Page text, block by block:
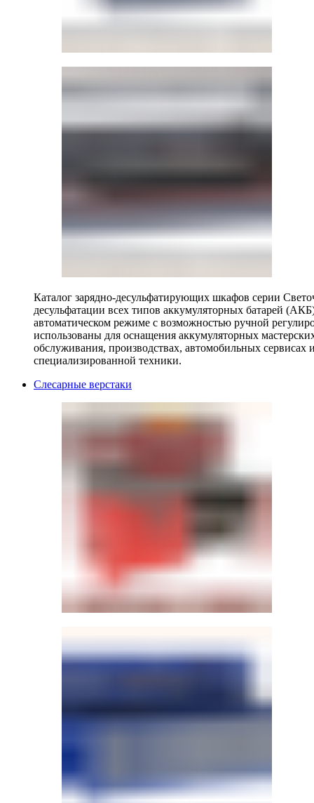
Каталог зарядно-десульфатирующих шкафов серии
десульфатации всех типов аккумуляторных батарей
автоматическом режиме с возможностью ручной
использованы для оснащения аккумуляторных
обслуживания, производствах, автомобильных
специализированной техники.
Слесарные верстаки